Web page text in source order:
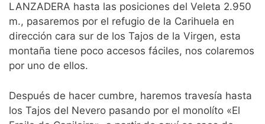
LANZADERA hasta las posiciones del Veleta 2.950
m., pasaremos por el refugio de la Carihuela en
dirección cara sur de los Tajos de la Virgen, esta
montaña tiene poco accesos fáciles, nos colaremos
por uno de ellos.
Después de hacer cumbre, haremos travesía hasta
los Tajos del Nevero pasando por el monolíto «El